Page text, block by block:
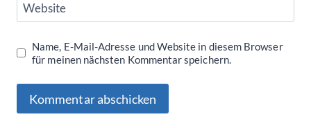
Website
Name, E-Mail-Adresse und Website in diesem Browser
für meinen nächsten Kommentar speichern.